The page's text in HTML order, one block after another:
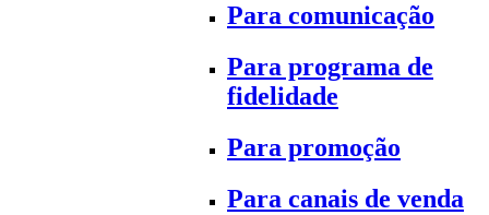
Para comunicação
Para programa de
fidelidade
Para promoção
Para canais de venda